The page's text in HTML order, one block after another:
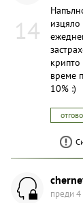
14
време
10% :)
преди 4